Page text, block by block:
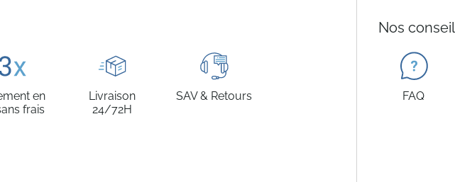
en
frais
Livraison
24/72H
SAV & Retours
Nos
FAQ